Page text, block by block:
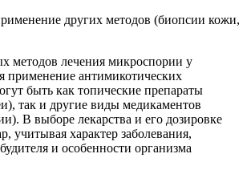
других методов (биопсии кожи,
методов лечения микроспории у
применение антимикотических
быть как топические препараты
так и другие виды медикаментов
В выборе лекарства и его дозировке
учитывая характер заболевания,
и особенности организма